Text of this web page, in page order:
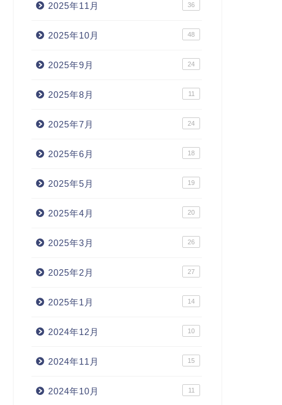
2025年11月 36
2025年10月 48
2025年9月 24
2025年8月 11
2025年7月 24
2025年6月 18
2025年5月 19
2025年4月 20
2025年3月 26
2025年2月 27
2025年1月 14
2024年12月 10
2024年11月 15
2024年10月 11